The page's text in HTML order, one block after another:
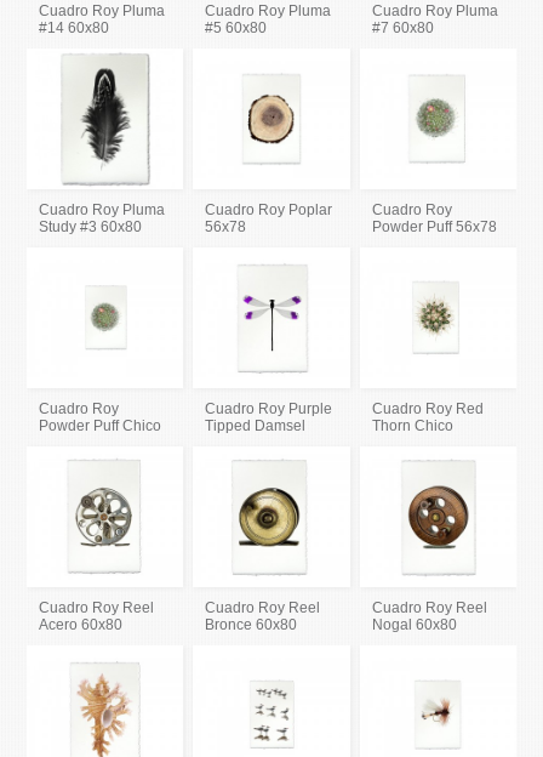
Cuadro Roy Pluma
#14 60x80
Cuadro Roy Pluma
#5 60x80
Cuadro Roy Pluma
#7 60x80
Cuadro Roy Pluma
Study #3 60x80
Cuadro Roy Poplar
56x78
Cuadro Roy
Powder Puff 56x78
Cuadro Roy
Powder Puff Chico
Cuadro Roy Purple
Tipped Damsel
Cuadro Roy Red
Thorn Chico
Cuadro Roy Reel
Acero 60x80
Cuadro Roy Reel
Bronce 60x80
Cuadro Roy Reel
Nogal 60x80